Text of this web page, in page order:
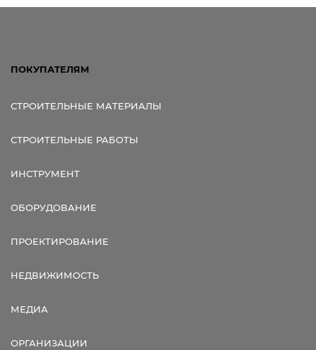
ПОКУПАТЕЛЯМ
СТРОИТЕЛЬНЫЕ МАТЕРИАЛЫ
СТРОИТЕЛЬНЫЕ РАБОТЫ
ИНСТРУМЕНТ
ОБОРУДОВАНИЕ
ПРОЕКТИРОВАНИЕ
НЕДВИЖИМОСТЬ
МЕДИА
ОРГАНИЗАЦИИ